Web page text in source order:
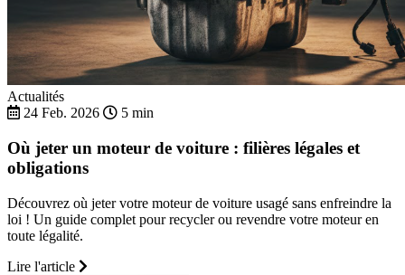
Actualités
24 Feb. 2026
5 min
Où jeter un moteur de voiture : filières légales et
obligations
Découvrez où jeter votre moteur de voiture usagé sans enfreindre la
loi ! Un guide complet pour recycler ou revendre votre moteur en
toute légalité.
Lire l'article